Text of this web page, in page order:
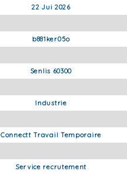
22 Jui 2026
b881ker05o
Senlis 60300
Industrie
Connectt Travail Temporaire
Service recrutement